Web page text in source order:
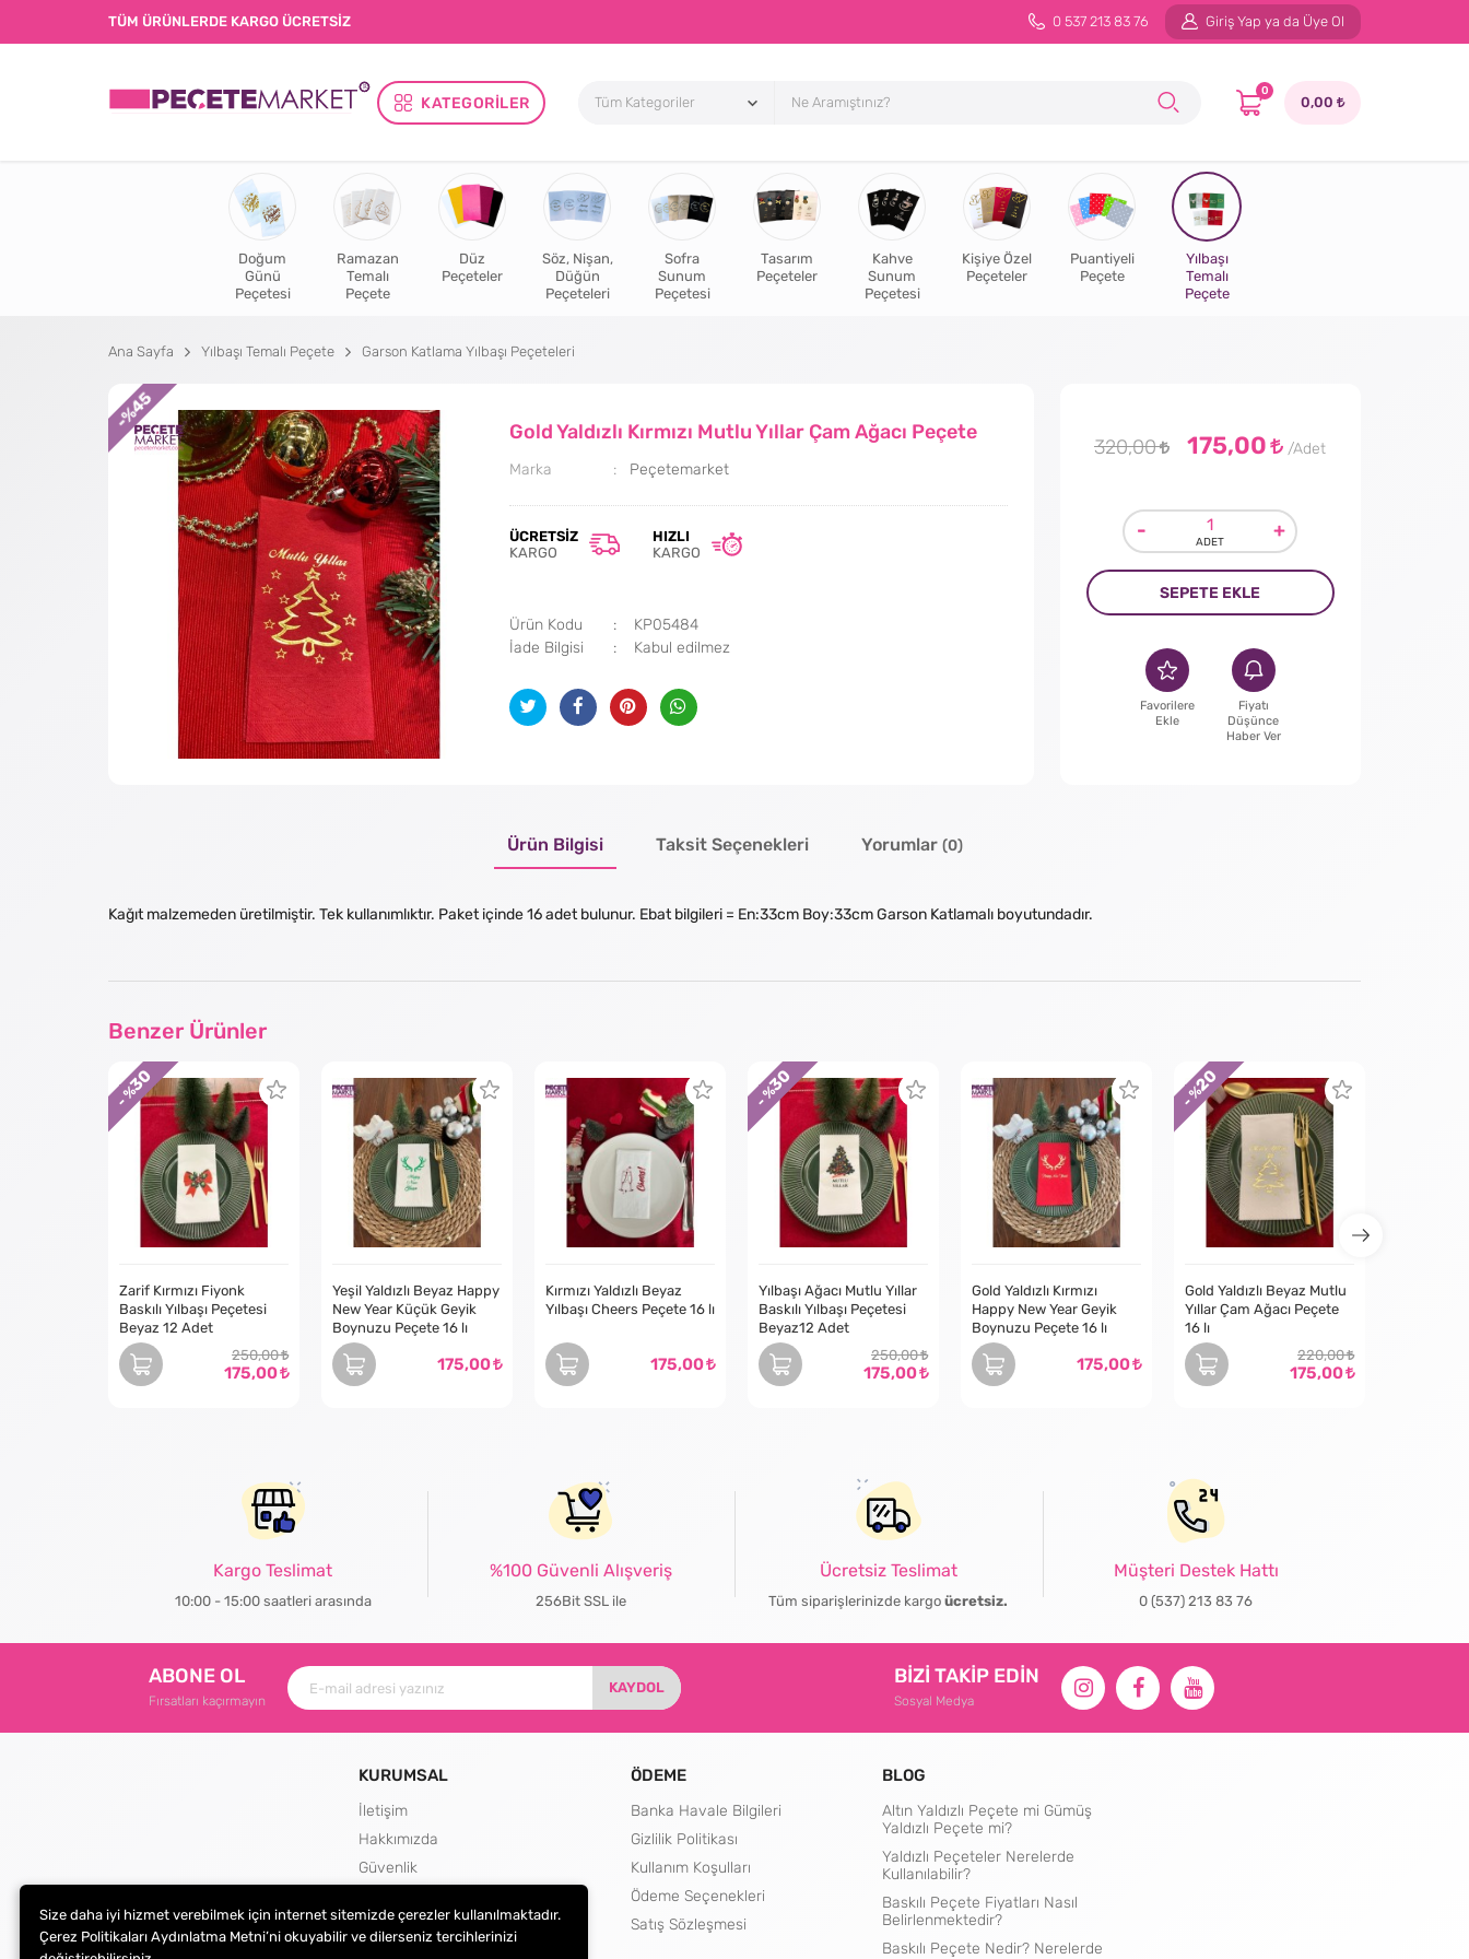
TÜM ÜRÜNLERDE KARGO ÜCRETSİZ 0 537 213 83 76 Giriş Yap ya da Üye Ol
KATEGORILER
0
0,00
Doğum
Günü
Peçetesi
Ramazan
Temalı
Peçete
Düz
Peçeteler
Söz, Nişan,
Düğün
Peçeteleri
Sofra
Sunum
Peçetesi
Tasarım
Peçeteler
Kahve
Sunum
Peçetesi
Kişiye Özel
Peçeteler
Puantiyeli
Peçete
Yılbaşı
Temalı
Peçete
Ana Sayfa Yılbaşı Temalı Peçete Garson Katlama Yılbaşı Peçeteleri
Gold Yaldızlı Kırmızı Mutlu Yıllar Çam Ağacı Peçete
Marka Peçetemarket
ÜCRETSIZ
KARGO
HIZLI
KARGO
Ürün Kodu
KP05484
İade Bilgisi
320,00
-
%45
175,00
- +
SEPETE EKLE
Favorilere
Ekle
Fiyatı
Düşünce
Haber Ver
Ürün Bilgisi Taksit Seçenekleri Yorumlar (0)
Kağıt malzemeden üretilmiştir. Tek kullanımlıktır. Paket içinde 16 adet bulunur. Ebat bilgileri = En:33cm Boy:33cm Garson Katlamalı boyutundadır.
Benzer Ürünler
Zarif Kırmızı Fiyonk
Baskılı Yılbaşı Peçetesi
Beyaz 12 Adet
250,00
175,00
- %
30
Yeşil Yaldızlı Beyaz Happy
New Year Küçük Geyik
Boynuzu Peçete 16 lı
175,00
Kırmızı Yaldızlı Beyaz
Yılbaşı Cheers Peçete 16 lı
175,00
Yılbaşı Ağacı Mutlu Yıllar
Baskılı Yılbaşı Peçetesi
Beyaz12 Adet
250,00
175,00
- %
30
Gold Yaldızlı Kırmızı
Happy New Year Geyik
Boynuzu Peçete 16 lı
175,00
Gold Yaldızlı Beyaz Mutlu
Yıllar Çam Ağacı Peçete
16 lı
220,00
175,00
- %
20
Kargo Teslimat
10:00 - 15:00 saatleri arasında
%100 Güvenli Alışveriş
256Bit SSL ile
Ücretsiz Teslimat
Tüm siparişlerinizde kargoücretsiz.
Müşteri Destek Hattı
0 (537) 213 83 76
ABONE OL
Fırsatları kaçırmayın
KAYDOL
BİZİ TAKİP EDİN
Sosyal Medya
KURUMSAL
İletişim
Hakkımızda
Güvenlik
Kargo Seçenekleri
ÖDEME
Banka Havale Bilgileri
Gizlilik Politikası
Kullanım Koşulları
Ödeme Seçenekleri
Satış Sözleşmesi
BLOG
Altın Yaldızlı Peçete mi Gümüş
Yaldızlı Peçete mi?
Yaldızlı Peçeteler Nerelerde
Kullanılabilir?
Baskılı Peçete Fiyatları Nasıl
Belirlenmektedir?
Baskılı Peçete Nedir? Nerelerde
Size daha iyi hizmet verebilmek için internet sitemizde çerezler kullanılmaktadır.
Çerez Politikaları Aydınlatma Metni’ni okuyabilir ve dilerseniz tercihlerinizi